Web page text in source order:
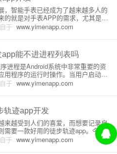
于 www.yimenapp.com
，智能手表已经成为了越来越多人的
的就是对手表APP的需求，尤其是针
手表APP。那么，如何开发出一款An
？以下是一些基本的开发原理和详细
能不进进程列表吗
于 www.yimenapp.com
进程是Android系统中非常重要的资
用程序的运行时操作。当用户启动一
序时，系统会为该应用程序创建一个
配必要的系统资源和内存，使应用程
轨迹app开发
于 www.yimenapp.com
来越受到人们的喜爱，而想要记录自
需要一款好用的徒步轨迹app。今天我
下如何开发一款基于Android平台的徒
先我们需要明确一下徒步轨迹app的功